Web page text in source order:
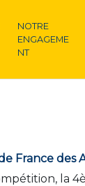
NOTRE
ENGAGEME
NT
France des
la